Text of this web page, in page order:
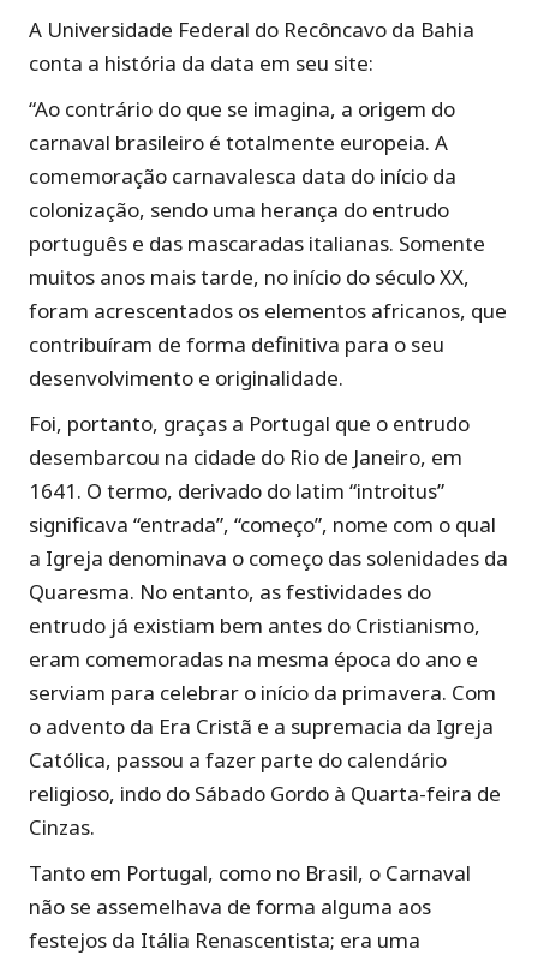
A Universidade Federal do Recôncavo da Bahia
conta a história da data em seu site:
“Ao contrário do que se imagina, a origem do
carnaval brasileiro é totalmente europeia. A
comemoração carnavalesca data do início da
colonização, sendo uma herança do entrudo
português e das mascaradas italianas. Somente
muitos anos mais tarde, no início do século XX,
foram acrescentados os elementos africanos, que
contribuíram de forma definitiva para o seu
desenvolvimento e originalidade.
Foi, portanto, graças a Portugal que o entrudo
desembarcou na cidade do Rio de Janeiro, em
1641. O termo, derivado do latim “introitus”
significava “entrada”, “começo”, nome com o qual
a Igreja denominava o começo das solenidades da
Quaresma. No entanto, as festividades do
entrudo já existiam bem antes do Cristianismo,
eram comemoradas na mesma época do ano e
serviam para celebrar o início da primavera. Com
o advento da Era Cristã e a supremacia da Igreja
Católica, passou a fazer parte do calendário
religioso, indo do Sábado Gordo à Quarta-feira de
Cinzas.
Tanto em Portugal, como no Brasil, o Carnaval
não se assemelhava de forma alguma aos
festejos da Itália Renascentista; era uma